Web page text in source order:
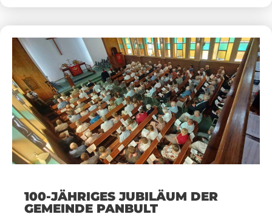
100-JÄHRIGES JUBILÄUM DER
GEMEINDE PANBULT